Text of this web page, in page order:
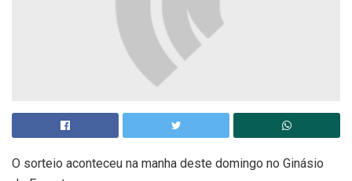
O sorteio aconteceu na manha deste domingo no Ginásio